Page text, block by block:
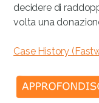
decidere di
volta una
Case History